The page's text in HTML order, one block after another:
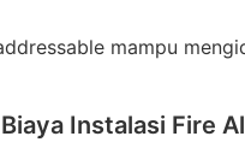
mampu
Instalasi Fire